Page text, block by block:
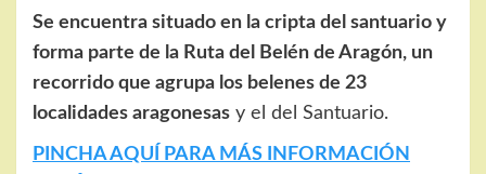
Se encuentra situado en la cripta del santuario y
forma parte de la Ruta del Belén de Aragón, un
recorrido que agrupa los belenes de 23
localidades aragonesas y el del Santuario.
PINCHA AQUÍ PARA MÁS INFORMACIÓN